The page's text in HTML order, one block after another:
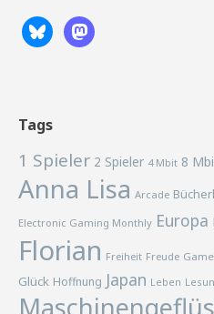
Tags
1 Spieler 2 Spieler 4 Mbit 8
Anna Lisa Arcade
Electronic Gaming Monthly Europa
Florian Freiheit Freude
Glück Hoffnung Japan Leben